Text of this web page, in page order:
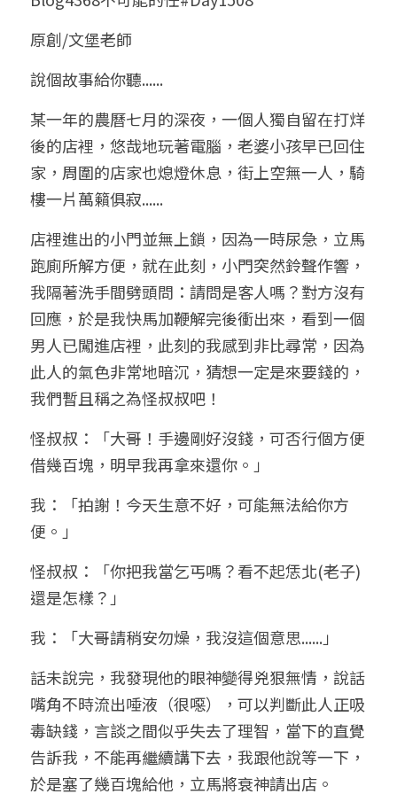
站長精選
臉書生活
好書推廌
陽宅視頻
線上直播
自我挑戰
八字進階班
八字中階班
八字高階班
五人實戰班
五行計算初階班
五行計算高階班
團隊訓練營
《十神高階實戰錄》完整典藏版
科學八字推理PDF
八字批命
小兒命名
科學八字推理1
科學八字推理2
科學八字推理3
科學八字輕鬆學
輕鬆學會科學八字推理
與我預約
批命預約
上課預約
常見問題
FB粉絲頁
登錄/註冊
搜索
繁體中文
繁體中文
0938617837
support@p8zicourse.com
五行八字線上班
原創/文堡老師
說個故事給你聽......
某一年的農曆七月的深夜，一個人獨自留在打烊
後的店裡，悠哉地玩著電腦，老婆小孩早已回住
家，周圍的店家也熄燈休息，街上空無一人，騎
樓一片萬籟俱寂......
店裡進出的小門並無上鎖，因為一時尿急，立馬
跑廁所解方便，就在此刻，小門突然鈴聲作響，
我隔著洗手間劈頭問：請問是客人嗎？對方沒有
回應，於是我快馬加鞭解完後衝出來，看到一個
男人已闖進店裡，此刻的我感到非比尋常，因為
此人的氣色非常地暗沉，猜想一定是來要錢的，
我們暫且稱之為怪叔叔吧！
怪叔叔：「大哥！手邊剛好沒錢，可否行個方便
借幾百塊，明早我再拿來還你。」
我：「拍謝！今天生意不好，可能無法給你方
便。」
怪叔叔：「你把我當乞丐嗎？看不起恁北(老子)
還是怎樣？」
我：「大哥請稍安勿燥，我沒這個意思......」
話未說完，我發現他的眼神變得兇狠無情，說話
嘴角不時流出唾液（很噁），可以判斷此人正吸
毒缺錢，言談之間似乎失去了理智，當下的直覺
告訴我，不能再繼續講下去，我跟他說等一下，
於是塞了幾百塊給他，立馬將衰神請出店。